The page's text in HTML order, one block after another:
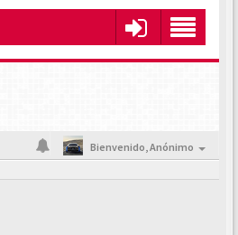
Bienvenido,Anónimo